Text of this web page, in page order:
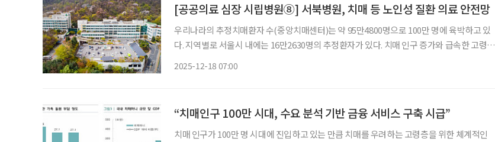
[공공의료 심장 시립병원⑧] 서북병원, 치매 등 노인성 질환 의료 안전망
우리나라의 추정치매환자 수(중앙치매센터)는 약 95만4800명으로 100만 명에 육박하고 있
다. 지역별로 서울시 내에는 16만2630명의 추정환자가 있다. 치매 인구 증가와 급속한 고령화
2025-12-18 07:00
“치매인구 100만 시대, 수요 분석 기반 금융 서비스 구축 시급”
치매 인구가 100만 명 시대에 진입하고 있는 만큼 치매를 우려하는 고령층을 위한 체계적인